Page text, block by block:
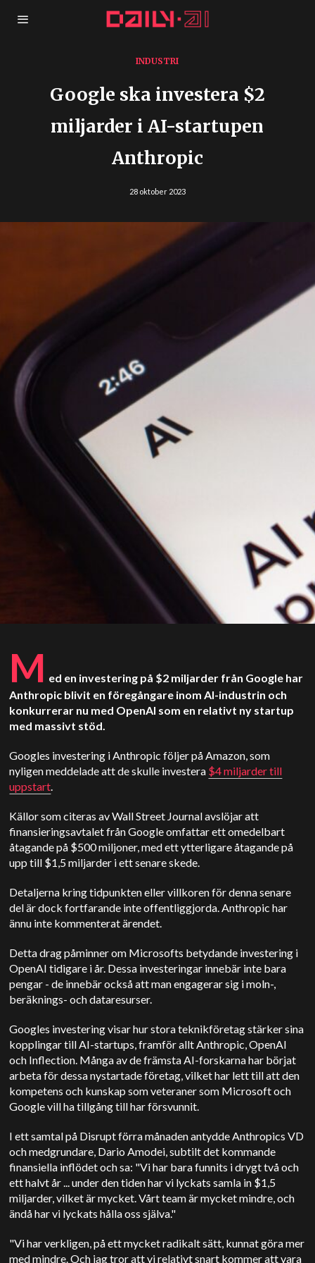
INDUSTRI
Google ska investera $2
miljarder i AI-startupen
Anthropic
28 oktober 2023
M ed en investering på $2 miljarder från Google har
Anthropic blivit en föregångare inom AI-industrin och
konkurrerar nu med OpenAI som en relativt ny startup
med massivt stöd.
Googles investering i Anthropic följer på Amazon, som
nyligen meddelade att de skulle investera $4 miljarder till
uppstart.
Källor som citeras av Wall Street Journal avslöjar att
finansieringsavtalet från Google omfattar ett omedelbart
åtagande på $500 miljoner, med ett ytterligare åtagande på
upp till $1,5 miljarder i ett senare skede.
Detaljerna kring tidpunkten eller villkoren för denna senare
del är dock fortfarande inte offentliggjorda. Anthropic har
ännu inte kommenterat ärendet.
Detta drag påminner om Microsofts betydande investering i
OpenAI tidigare i år. Dessa investeringar innebär inte bara
pengar - de innebär också att man engagerar sig i moln-,
beräknings- och dataresurser.
Googles investering visar hur stora teknikföretag stärker sina
kopplingar till AI-startups, framför allt Anthropic, OpenAI
och Inflection. Många av de främsta AI-forskarna har börjat
arbeta för dessa nystartade företag, vilket har lett till att den
kompetens och kunskap som veteraner som Microsoft och
Google vill ha tillgång till har försvunnit.
I ett samtal på Disrupt förra månaden antydde Anthropics VD
och medgrundare, Dario Amodei, subtilt det kommande
finansiella inflödet och sa: "Vi har bara funnits i drygt två och
ett halvt år ... under den tiden har vi lyckats samla in $1,5
miljarder, vilket är mycket. Vårt team är mycket mindre, och
ändå har vi lyckats hålla oss själva."
"Vi har verkligen, på ett mycket radikalt sätt, kunnat göra mer
med mindre. Och jag tror att vi relativt snart kommer att vara